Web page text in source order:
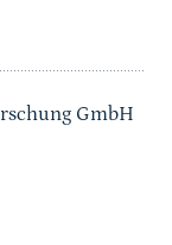
GmbH